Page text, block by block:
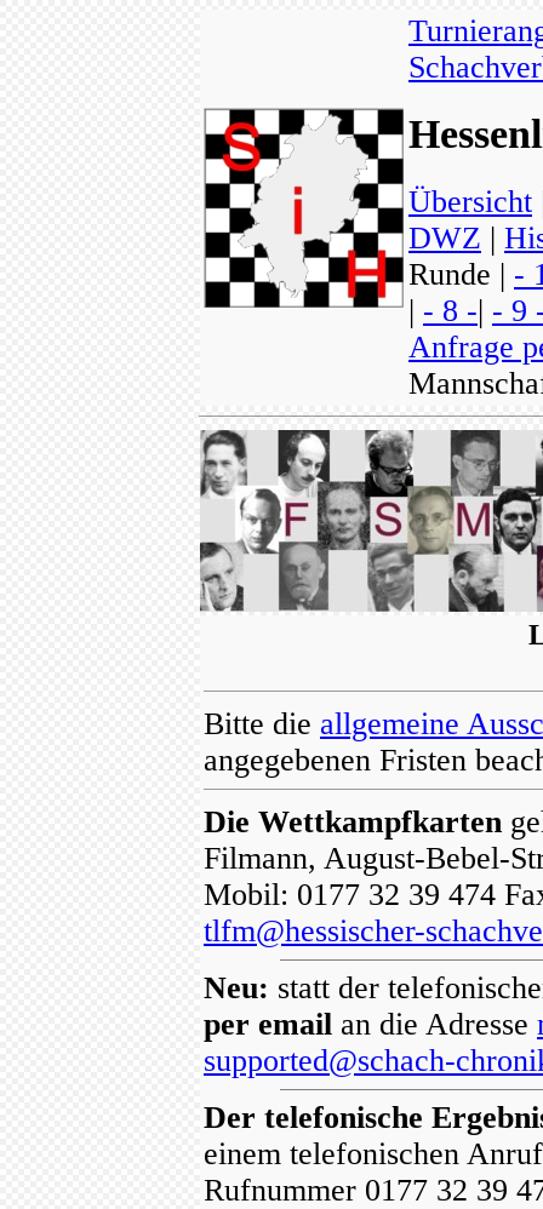
Übersicht
DWZ |
Runde | -
| - 8 -| - 9
Anfrage
Bitte die allgemeine
angegebenen Fristen
Die Wettkampfkarten
Filmann, August-Bebel-
Mobil: 0177 32 39 474
tlfm@hessischer-
Neu: statt der
per email an die Adresse
supported@schach-
Der telefonische
einem telefonischen
Rufnummer 0177 32 39